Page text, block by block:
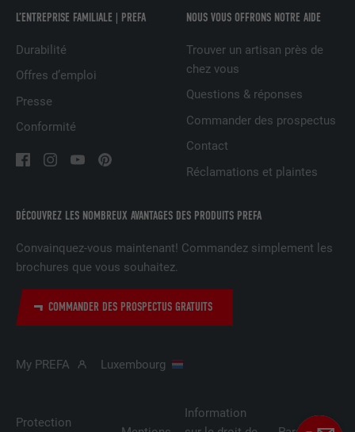
DÉCOUVREZ LES NOMBREUX AVANTAGES DES PRODUITS PREFA
Convainquez-vous maintenant! Commandez simplement les
brochures que vous souhaitez.
COMMANDER DES PROSPECTUS GRATUITS
L’ENTREPRISE FAMILIALE | PREFA
Durabilité
Offres d’emploi
Presse
Conformité
NOUS VOUS OFFRONS NOTRE AIDE
Trouver un artisan près de
chez vous
Questions & réponses
Commander des prospectus
Contact
Réclamations et plaintes
My PREFA Luxembourg
Protection
Information
services intégrés
NOM UserMatchHistory
FOURNISSEUR
EXPIRATION
plusieurs sites Internet afin d'afficher de
NOM lidc
Utilisé par le service de réseau social